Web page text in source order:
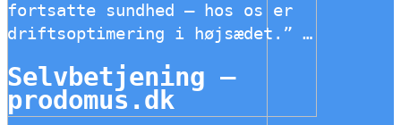
fortsatte sundhed – hos os er
driftsoptimering i højsædet.” …
Selvbetjening –
prodomus.dk